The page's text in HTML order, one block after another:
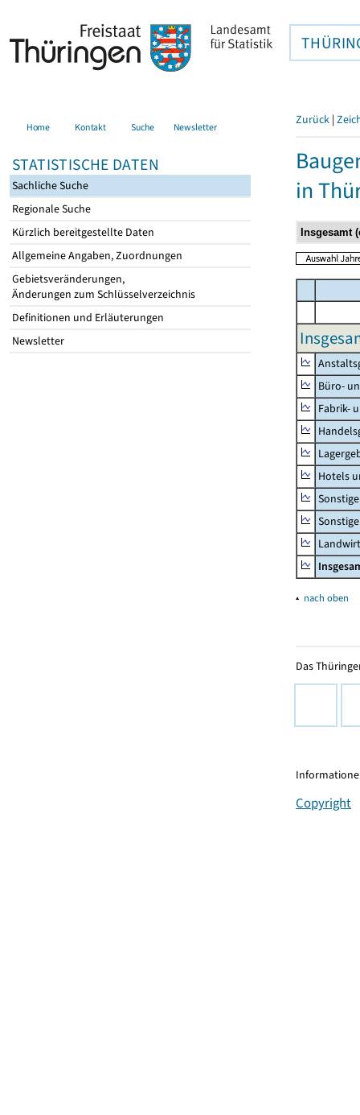
Home Kontakt Suche Newsletter
STATISTISCHE DATEN
Sachliche Suche
Regionale Suche
Kürzlich bereitgestellte Daten
Allgemeine Angaben, Zuordnungen
Gebietsveränderungen,
Änderungen zum Schlüsselverzeichnis
Definitionen und Erläuterungen
Newsletter
Zurück |
in
Büro-
Fabrik-
Hotels
▴ nach oben
Das
Copyright